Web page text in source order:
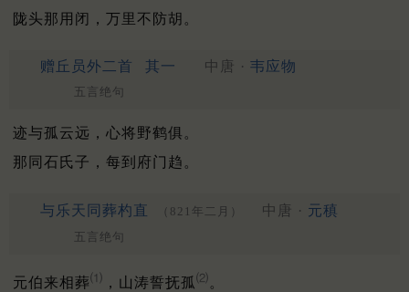
陇头那用闭，万里不防胡。
赠丘员外二首 其一 中唐 · 韦应物
五言绝句
迹与孤云远，心将野鹤俱。
那同石氏子，每到府门趋。
与乐天同葬杓直 （821年二月） 中唐 · 元稹
五言绝句
元伯来相葬⑴ ，山涛誓抚孤 ⑵ 。